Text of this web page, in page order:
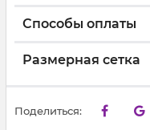
Способы оплаты
Размерная сетка
Поделиться: